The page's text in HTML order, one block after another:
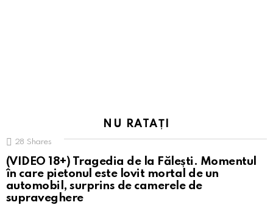
NU RATAȚI
28 Shares
(VIDEO 18+) Tragedia de la Fălești. Momentul
în care pietonul este lovit mortal de un
automobil, surprins de camerele de
supraveghere